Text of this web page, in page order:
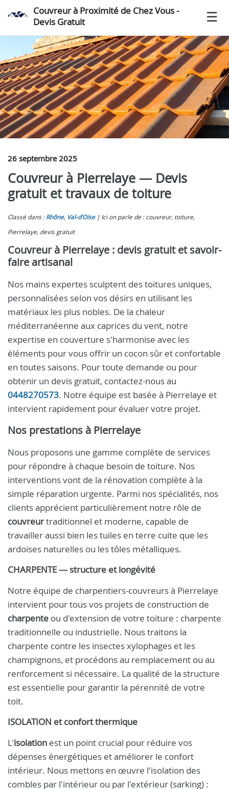
Couvreur à Proximité de Chez Vous -
Devis Gratuit
26 septembre 2025
Couvreur à Pierrelaye — Devis
gratuit et travaux de toiture
Classé dans : Rhône, Val-d’Oise
Ici on parle de : couvreur, toiture,
Pierrelaye, devis gratuit
Couvreur à Pierrelaye : devis gratuit et savoir-
faire artisanal
Nos mains expertes sculptent des toitures uniques,
personnalisées selon vos désirs en utilisant les
matériaux les plus nobles. De la chaleur
méditerranéenne aux caprices du vent, notre
expertise en couverture s'harmonise avec les
éléments pour vous offrir un cocon sûr et confortable
en toutes saisons. Pour toute demande ou pour
obtenir un devis gratuit, contactez-nous au
0448270573. Notre équipe est basée à Pierrelaye et
intervient rapidement pour évaluer votre projet.
Nos prestations à Pierrelaye
Nous proposons une gamme complète de services
pour répondre à chaque besoin de toiture. Nos
interventions vont de la rénovation complète à la
simple réparation urgente. Parmi nos spécialités, nos
clients apprécient particulièrement notre rôle de
couvreurtraditionnel et moderne, capable de
travailler aussi bien les tuiles en terre cuite que les
ardoises naturelles ou les tôles métalliques.
CHARPENTE — structure et longévité
Notre équipe de charpentiers-couvreurs à Pierrelaye
intervient pour tous vos projets de construction de
charpente ou d'extension de votre toiture : charpente
traditionnelle ou industrielle. Nous traitons la
charpente contre les insectes xylophages et les
champignons, et procédons au remplacement ou au
renforcement si nécessaire. La qualité de la structure
est essentielle pour garantir la pérennité de votre
toit.
ISOLATION et confort thermique
L'isolation est un point crucial pour réduire vos
dépenses énergétiques et améliorer le confort
intérieur. Nous mettons en œuvre l'isolation des
combles par l'intérieur ou par l'extérieur (sarking) :